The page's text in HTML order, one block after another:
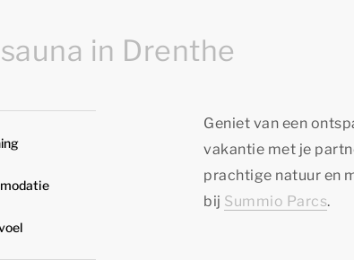
in Drenthe
Geniet van een
vakantie met je
prachtige natuur en
bij Summio Parcs.